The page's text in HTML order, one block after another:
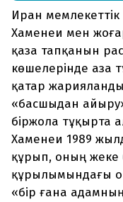
Иран мемлекеттік
Хаменеи мен
қаза тапқанын
көшелерінде аза
қатар
«басшыдан
біржола тұқырта
Хаменеи 1989
құрып, оның жеке
құрылымындағы
«бір ғана